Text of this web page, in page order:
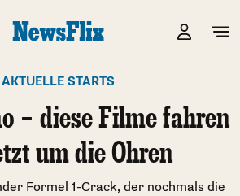
AKTUELLE STARTS
– diese Filme fahren
um die Ohren
Formel 1-Crack, der nochmals die